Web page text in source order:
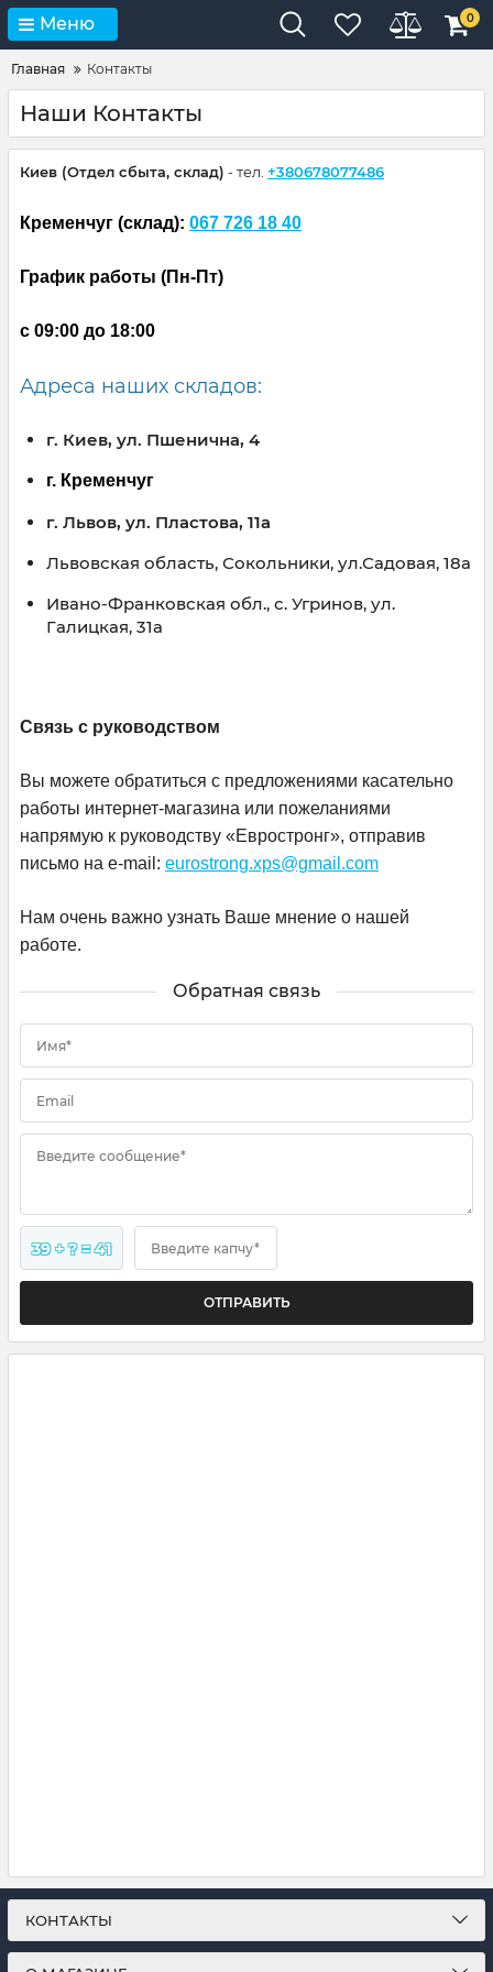
Меню 0
Главная Контакты
Наши Контакты
Киев (Отдел сбыта, склад) - тел. +380678077486
Кременчуг (склад): 067 726 18 40
График работы (Пн-Пт)
с 09:00 до 18:00
Адреса наших складов:
г. Киев, ул. Пшенична, 4
г. Кременчуг
г. Львов, ул. Пластова, 11а
Львовская область, Сокольники, ул.Садовая, 18а
Ивано-Франковская обл., с. Угринов, ул.
Галицкая, 31а
Связь с руководством
Вы можете обратиться с предложениями касательно
работы интернет-магазина или пожеланиями
напрямую к руководству «Евростронг», отправив
письмо на e-mail: eurostrong.xps@gmail.com
Нам очень важно узнать Ваше мнение о нашей
работе.
Обратная связь
Имя*
Email
Введите сообщение*
39 + ? = 41 Введите капчу*
ОТПРАВИТЬ
КОНТАКТЫ